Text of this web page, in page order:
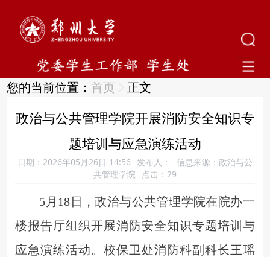
您的当前位置：首页 正文
政治与公共管理学院开展消防安全知识专
题培训与应急演练活动
日期：2026年05月26日 14:56 发布人：
信息来源：政治与公
共管理学院
点击： 29
5月18日，政治与公共管理学院在院办一
楼报告厅组织开展消防安全知识专题培训与
应急演练活动。校保卫处消防科副科长王瑶